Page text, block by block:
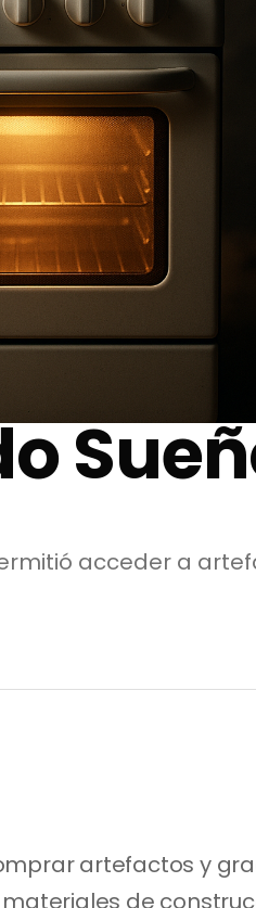
acceder a
artefactos y
de